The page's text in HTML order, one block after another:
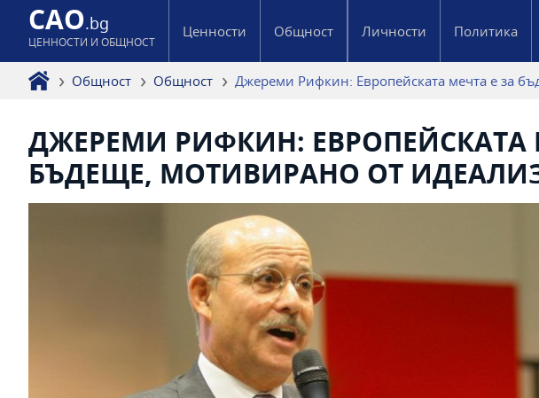
CAO.bg
ЦЕННОСТИ И ОБЩНОСТ
Ценности Общност Личности Политика
Общност Общност Джереми Рифкин: Европейската мечта е за
ДЖЕРЕМИ РИФКИН: ЕВРОПЕЙСКАТА
БЪДЕЩЕ, МОТИВИРАНО ОТ